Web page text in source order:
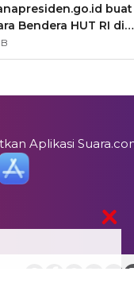
buat
Bendera HUT RI di
Aplikasi